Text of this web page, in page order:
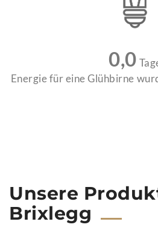
0,0
Energie für eine Glühbirne
Unsere
Brixlegg